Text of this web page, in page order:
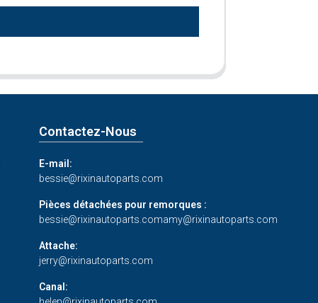
Contactez-Nous
E-mail:
bessie@rixinautoparts.com
Pièces détachées pour remorques :
bessie@rixinautoparts.comamy@rixinautoparts.com
Attache:
jerry@rixinautoparts.com
Canal: